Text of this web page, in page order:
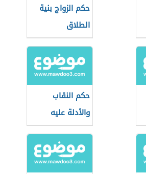
حكم الزواج بنية
الطلاق
حكم النقاب
والأدلة عليه